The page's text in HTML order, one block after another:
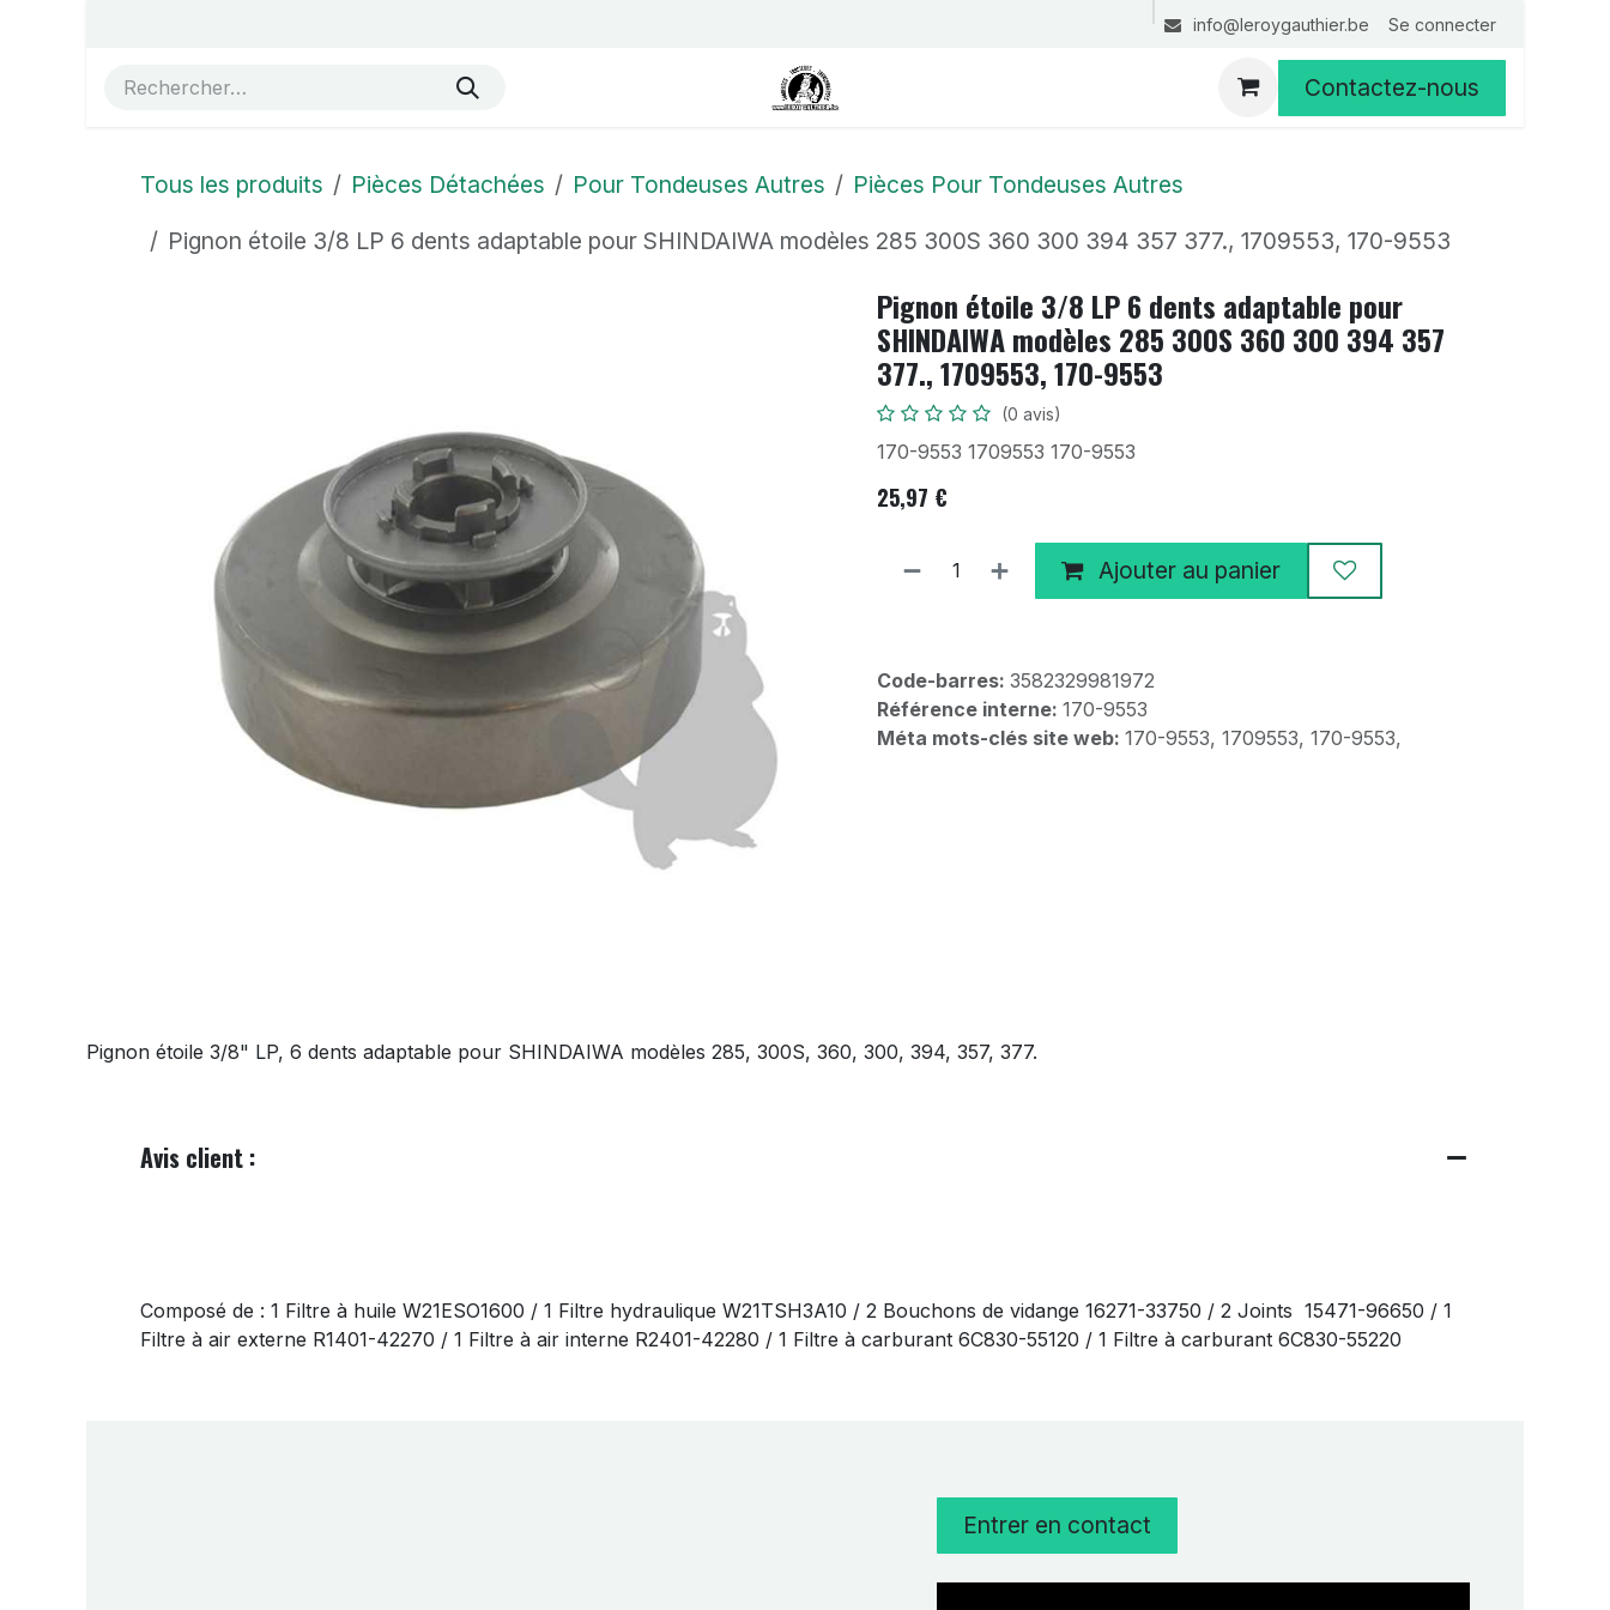
info@leroygauthier.be Se connecter
Contactez-nous
Tous les produits Pièces Détachées Pour Tondeuses Autres
Pièces Pour Tondeuses Autres
Pignon étoile 3/8 LP 6 dents adaptable pour SHINDAIWA modèles 285 300S 360 300 394 357 377., 1709553, 170-9553
Pignon étoile 3/8 LP 6 dents adaptable pour
SHINDAIWA modèles 285 300S 360 300 394 357
377., 1709553, 170-9553
(0 avis)
170-9553 1709553 170-9553
25,97 €
Ajouter au panier
Code-barres: 3582329981972
Référence interne: 170-9553
Méta mots-clés site web: 170-9553, 1709553, 170-9553,
Pignon étoile 3/8" LP, 6 dents adaptable pour SHINDAIWA modèles 285, 300S, 360, 300, 394, 357, 377.
Avis client :
Composé de : 1 Filtre à huile W21ESO1600 / 1 Filtre hydraulique W21TSH3A10 / 2 Bouchons de vidange 16271-33750 / 2 Joints 15471-96650 / 1
Filtre à air externe R1401-42270 / 1 Filtre à air interne R2401-42280 / 1 Filtre à carburant 6C830-55120 / 1 Filtre à carburant 6C830-55220
Entrer en contact